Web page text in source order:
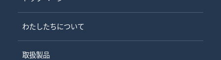
わたしたちについて
取扱製品